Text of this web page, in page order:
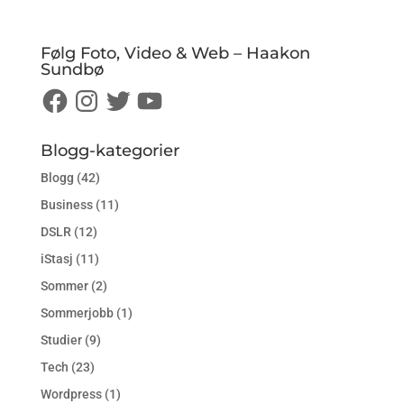
Følg Foto, Video & Web – Haakon
Sundbø
FacebookInstagram
TwitterYouTube
Blogg-kategorier
Blogg (42)
Business(11)
DSLR (12)
iStasj (11)
Sommer(2)
Sommerjobb(1)
Studier(9)
Tech (23)
Wordpress(1)